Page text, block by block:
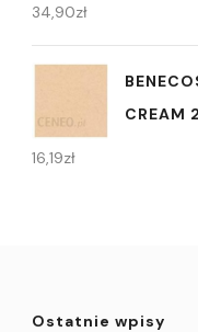
34,90zł
CREAM
16,19zł
Ostatnie wpisy